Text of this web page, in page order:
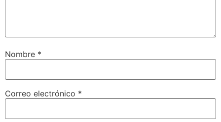
Nombre *
Correo electrónico *